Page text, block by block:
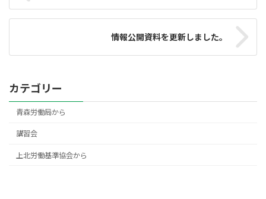
情報公開資料を更新しました。
カテゴリー
青森労働局から
講習会
上北労働基準協会から